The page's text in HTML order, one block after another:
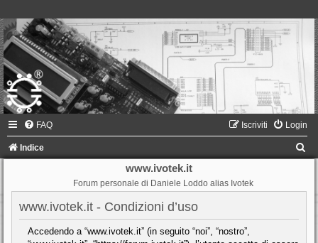
FAQ Login
Iscriviti
Indice
www.ivotek.it
Forum personale di Daniele Loddo alias Ivotek
www.ivotek.it - Condizioni d’uso
Accedendo a “www.ivotek.it” (in seguito “noi”, “nostro”,